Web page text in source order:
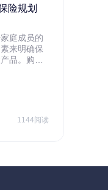
险规划
庭成员的
来明确保
品。购买
不会对家
1144阅读